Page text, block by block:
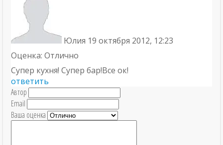
Юлия 19 октября 2012, 12:23
Оценка: Отлично
Супер кухня! Супер бар!Все ок!
ответить
Автор
Email
Ваша оценка